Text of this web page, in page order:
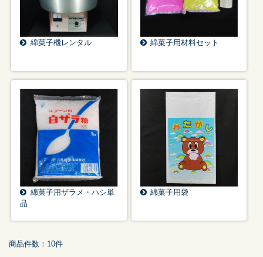
綿菓子機レンタル 綿菓子用材料セット
綿菓子用ザラメ・ハシ単
品
綿菓子用袋
商品件数：10件